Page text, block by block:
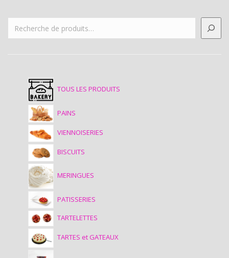
TOUS LES PRODUITS
PAINS
VIENNOISERIES
BISCUITS
MERINGUES
PATISSERIES
TARTELETTES
TARTES et GATEAUX